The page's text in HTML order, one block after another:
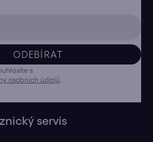
ODEBÍRAT
s
osobních údajů
servis